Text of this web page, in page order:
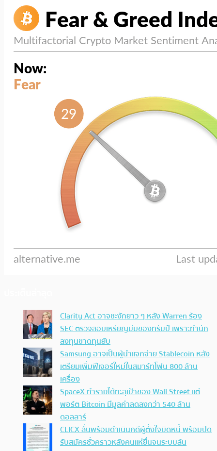
Clarity Act อาจชะงักยาว ๆ หลัง Warren ร้อง
SEC ตรวจสอบเหรียญมีมของทรัมป์ เพราะทำนัก
ลงทุนขาดทุนยับ
Samsung อาจเป็นผู้นำแจกจ่าย Stablecoin หลัง
เตรียมเพิ่มฟีเจอร์ใหม่ในสมาร์ทโฟน 800 ล้าน
เครื่อง
SpaceX ทำรายได้ทะลุเป้าของ Wall Street แต่
พอร์ต Bitcoin มีมูลค่าลดลงกว่า 540 ล้าน
ดอลลาร์
CLICX ลั่นพร้อมดำเนินคดีผู้ตั้งใจบิดหนี้ พร้อมปิด
รับสมัครชั่วคราวหลังคนแห่ยื่นจนระบบล้น